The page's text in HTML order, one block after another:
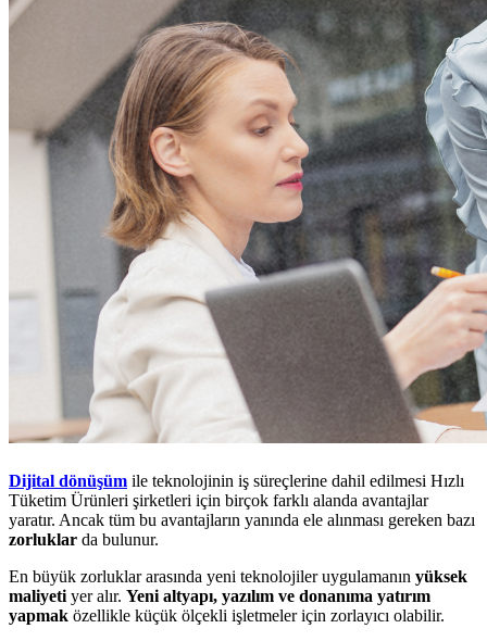
Dijital dönüşüm ile teknolojinin iş süreçlerine dahil edilmesi Hızlı
Tüketim Ürünleri şirketleri için birçok farklı alanda avantajlar
yaratır. Ancak tüm bu avantajların yanında ele alınması gereken bazı
zorluklar da bulunur.
En büyük zorluklar arasında yeni teknolojiler uygulamanın yüksek
maliyeti yer alır. Yeni altyapı, yazılım ve donanıma yatırım
yapmak özellikle küçük ölçekli işletmeler için zorlayıcı olabilir.